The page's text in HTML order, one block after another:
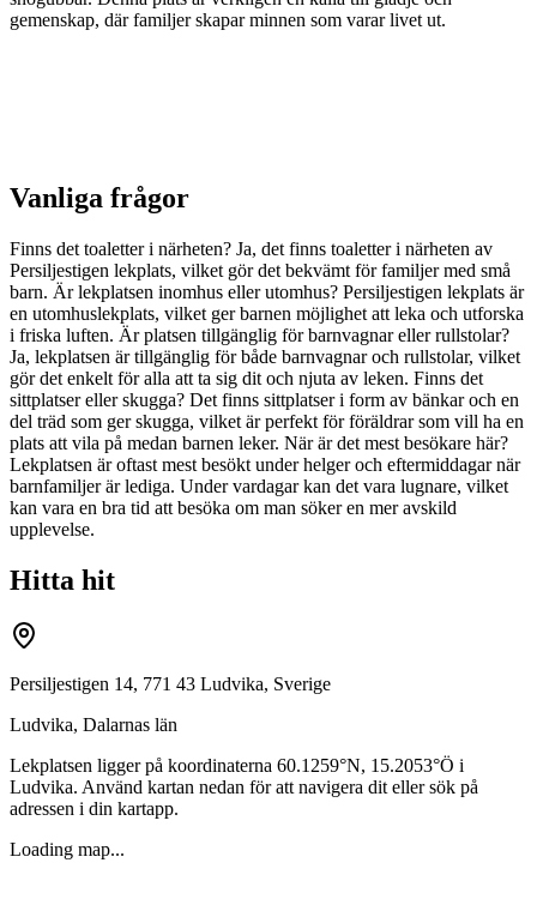
gemenskap, där familjer skapar minnen som varar livet ut.
Vanliga frågor
Finns det toaletter i närheten? Ja, det finns toaletter i närheten av
Persiljestigen lekplats, vilket gör det bekvämt för familjer med små
barn. Är lekplatsen inomhus eller utomhus? Persiljestigen lekplats är
en utomhuslekplats, vilket ger barnen möjlighet att leka och utforska
i friska luften. Är platsen tillgänglig för barnvagnar eller rullstolar?
Ja, lekplatsen är tillgänglig för både barnvagnar och rullstolar, vilket
gör det enkelt för alla att ta sig dit och njuta av leken. Finns det
sittplatser eller skugga? Det finns sittplatser i form av bänkar och en
del träd som ger skugga, vilket är perfekt för föräldrar som vill ha en
plats att vila på medan barnen leker. När är det mest besökare här?
Lekplatsen är oftast mest besökt under helger och eftermiddagar när
barnfamiljer är lediga. Under vardagar kan det vara lugnare, vilket
kan vara en bra tid att besöka om man söker en mer avskild
upplevelse.
Hitta hit
Persiljestigen 14, 771 43 Ludvika, Sverige
Ludvika, Dalarnas län
Lekplatsen ligger på koordinaterna 60.1259°N, 15.2053°Ö i
Ludvika. Använd kartan nedan för att navigera dit eller sök på
adressen i din kartapp.
Loading map...